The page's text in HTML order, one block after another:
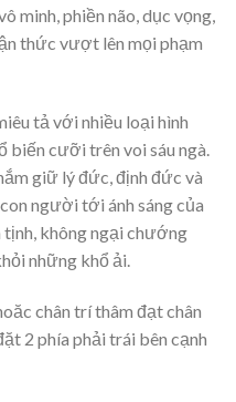
minh, phiền não, dục vọng,
thức vượt lên mọi phạm
tả với nhiều loại hình
biến cưỡi trên voi sáu ngà.
giữ lý đức, định đức và
người tới ánh sáng của
không ngại chướng
những khổ ải.
chân trí thâm đạt chân
2 phía phải trái bên cạnh